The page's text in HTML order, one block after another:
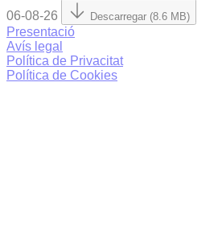
06-08-26 Descarregar (8.6 MB)
Presentació
Avís legal
Política de Privacitat
Política de Cookies